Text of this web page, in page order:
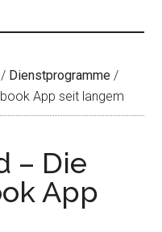
/ Dienstprogramme /
App seit langem
– Die
App